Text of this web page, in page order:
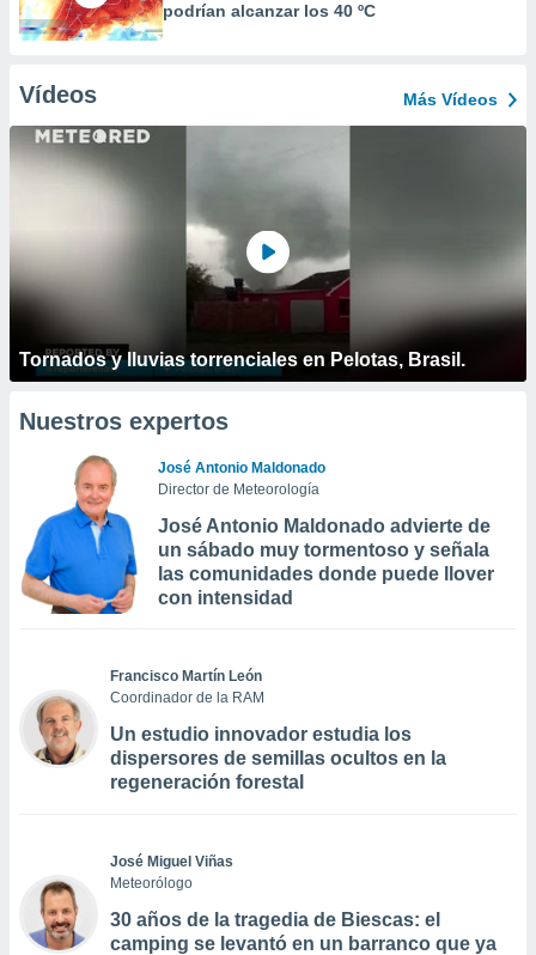
podrían alcanzar los 40 ºC
Vídeos Más Vídeos
Tornados y lluvias torrenciales en Pelotas, Brasil.
Nuestros expertos
José Antonio Maldonado
Director de Meteorología
José Antonio Maldonado advierte de
un sábado muy tormentoso y señala
las comunidades donde puede llover
con intensidad
Francisco Martín León
Coordinador de la RAM
Un estudio innovador estudia los
dispersores de semillas ocultos en la
regeneración forestal
José Miguel Viñas
Meteorólogo
30 años de la tragedia de Biescas: el
camping se levantó en un barranco que ya